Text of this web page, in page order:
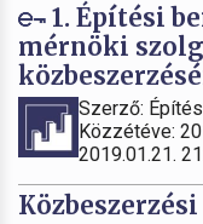
1. Építési
mérnöki
Szerző:
Közzétéve:
2019.01.21.